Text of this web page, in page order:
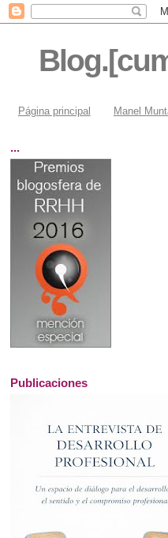
Página principal Manel
...
Publicaciones